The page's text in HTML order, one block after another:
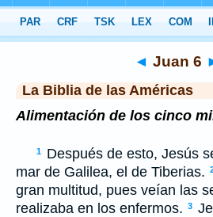
>LBLA > Juan 6
◄ Juan 6
La Biblia de las Américas
Alimentación de los cinco
1
Después de esto, Jesús
mar de Galilea, el de Tiberias.
gran multitud, pues veían las
realizaba en los enfermos. 3